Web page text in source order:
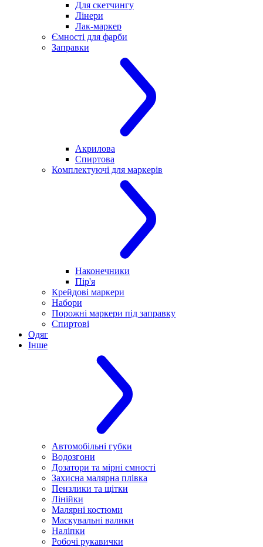
Для скетчингу
Лінери
Лак-маркер
Ємності для фарби
Заправки
Акрилова
Спиртова
Комплектуючі для маркерів
Наконечники
Пір'я
Крейдові маркери
Набори
Порожні маркери під заправку
Спиртові
Одяг
Інше
Автомобільні губки
Водозгони
Дозатори та мірні ємності
Захисна малярна плівка
Пензлики та щітки
Лінійки
Малярні костюми
Маскувальні валики
Наліпки
Робочі рукавички